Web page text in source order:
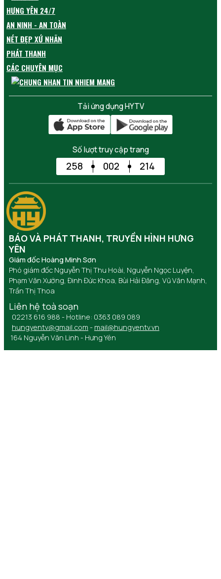
HƯNG YÊN 24/7
AN NINH - AN TOÀN
NÉT ĐẸP XỨ NHÃN
PHÁT THANH
CÁC CHUYÊN MỤC
Tải ứng dụng HYTV
Số lượt truy cập trang
258 002 214
BÁO VÀ PHÁT THANH, TRUYỀN HÌNH HƯNG
YÊN
Giám đốc Hoàng Minh Sơn
Phó giám đốc Nguyễn Thị Thu Hoài, Nguyễn Ngọc Luyện,
Phạm Văn Xướng, Đinh Đức Khoa, Bùi Hải Đăng, Vũ Văn Mạnh,
Trần Thị Thoa
Liên hệ toà soạn
02213 616 988 - Hotline: 0363 089 089
hungyentv@gmail.com - mail@hungyentv.vn
164 Nguyễn Văn Linh - Hưng Yên